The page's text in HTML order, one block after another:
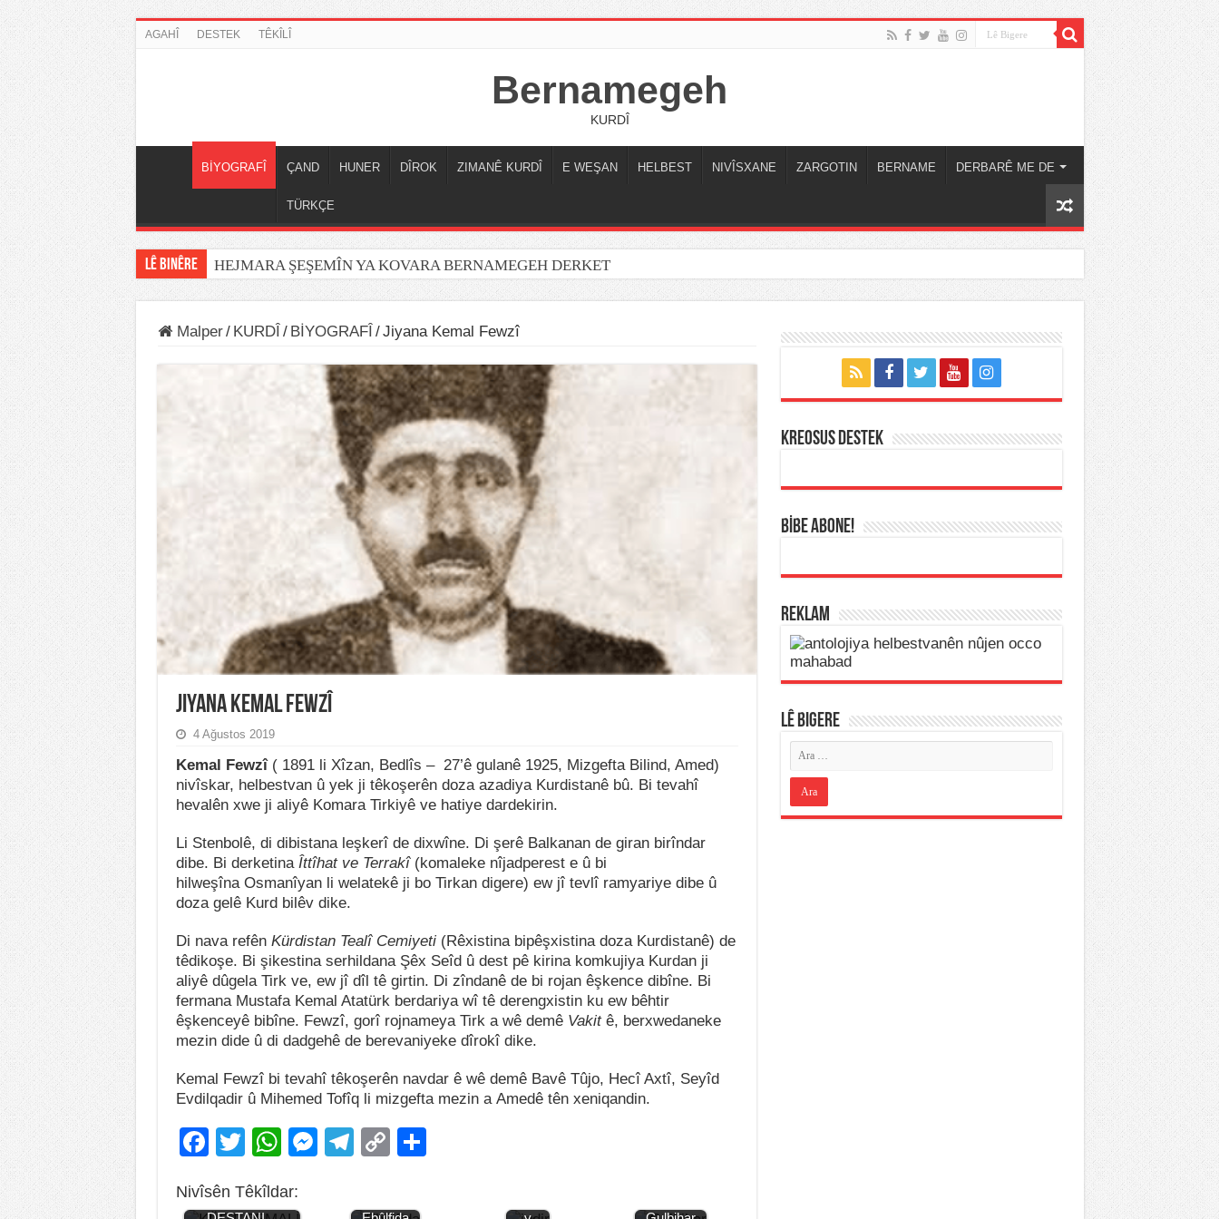
AGAHÎ DESTEK TÊKÎLÎ
Bernamegeh
KURDÎ
BİYOGRAFÎ ÇAND HUNER DÎROK ZIMANÊ KURDÎ E WEŞAN HELBEST NIVÎSXANE ZARGOTIN BERNAME DERBARÊ ME DE
TÜRKÇE
LÊ BINÊRE HEJMARA ŞEŞEMÎN YA KOVARA BERNAMEGEH DERKET
Malper/ KURDÎ / BİYOGRAFÎ /Jiyana Kemal Fewzî
Jiyana Kemal Fewzî
4 Ağustos 2019
Kemal Fewzî( 1891 li Xîzan, Bedlîs – 27’ê gulanê 1925, Mizgefta Bilind, Amed)
nivîskar, helbestvan û yek ji têkoşerên doza azadiya Kurdistanê bû. Bi tevahî
hevalên xwe ji aliyê Komara Tirkiyê ve hatiye dardekirin.
Li Stenbolê, di dibistana leşkerî de dixwîne. Di şerê Balkanan de giran birîndar
dibe. Bi derketina Îttîhat ve Terrakî (komaleke nîjadperest e û bi
hilweşîna Osmanîyan li welatekê ji bo Tirkan digere) ew jî tevlî ramyariye dibe û
doza gelê Kurd bilêv dike.
Di nava refên Kürdistan Tealî Cemiyeti (Rêxistina bipêşxistina doza Kurdistanê) de
têdikoşe. Bi şikestina serhildana Şêx Seîd û dest pê kirina komkujiya Kurdan ji
aliyê dûgela Tirk ve, ew jî dîl tê girtin. Di zîndanê de bi rojan êşkence dibîne. Bi
fermana Mustafa Kemal Atatürk berdariya wî tê derengxistin ku ew bêhtir
êşkenceyê bibîne. Fewzî, gorî rojnameya Tirk a wê demê Vakit ê, berxwedaneke
mezin dide û di dadgehê de berevaniyeke dîrokî dike.
Kemal Fewzî bi tevahî têkoşerên navdar ê wê demê Bavê Tûjo, Hecî Axtî, Seyîd
Evdilqadir û Mihemed Tofîq li mizgefta mezin a Amedê tên xeniqandin.
F
c
T
tt
W
at
M
T
C
Nivîsên Têkîldar:
Burhan Kemal /
KABADAYILAR
CEMALİ
KREOSUS DESTEK
BİBE ABONE!
REKLAM
LÊ BIGERE